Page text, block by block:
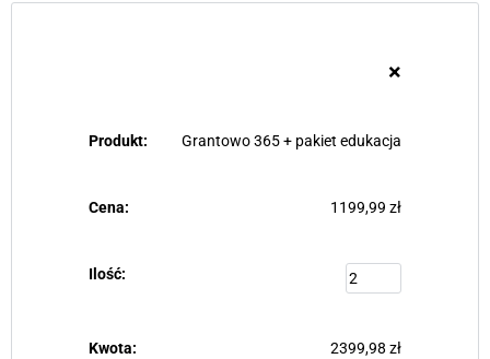
×
Grantowo 365 + pakiet edukacja
1199,99 zł
2399,98 zł